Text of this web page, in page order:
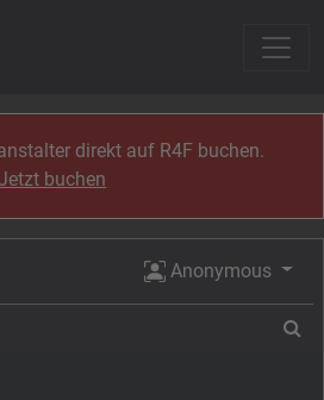
direkt auf R4F buchen.
buchen
Anonymous